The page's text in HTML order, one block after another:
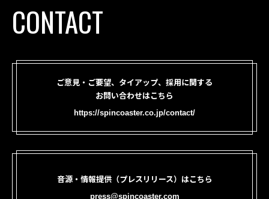
CONTACT
ご意見・ご要望、タイアップ、採用に関する
お問い合わせはこちら
https://spincoaster.co.jp/contact/
音源・情報提供（プレスリリース）はこちら
press@spincoaster.com